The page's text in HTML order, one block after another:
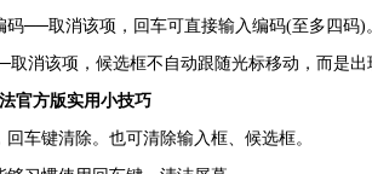
取消该项，回车可直接输入编码(至多四码)
该项，候选框不自动跟随光标移动，而是出
官方版实用小技巧
键清除。也可清除输入框、候选框。